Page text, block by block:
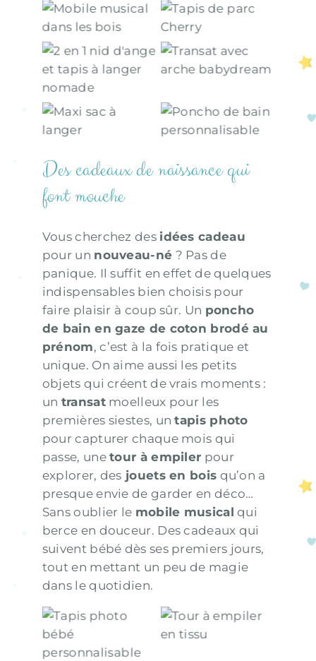
Mobile musical
dans les bois
Tapis de parc
Cherry
d’ange et tapis
à langer
nomade
arche
babydream
Maxi sac à
langer
Poncho de bain
personnalisable
Des cadeaux de naissance qui
font mouche
Vous cherchez des idées cadeau
pour un nouveau-né ? Pas de
panique. Il suffit en effet de quelques
indispensables bien choisis pour
faire plaisir à coup sûr. Un poncho
de bain en gaze de coton brodé au
prénom, c’est à la fois pratique et
unique. On aime aussi les petits
objets qui créent de vrais moments :
un transatmoelleux pour les
premières siestes, untapis photo
pour capturer chaque mois qui
passe, unetour à empiler pour
explorer, des jouets en bois qu’on a
presque envie de garder en déco…
Sans oublier le mobile musical qui
berce en douceur. Des cadeaux qui
suivent bébé dès ses premiers jours,
tout en mettant un peu de magie
dans le quotidien.
Tapis photo
personnalisable
Tour à emp ile r